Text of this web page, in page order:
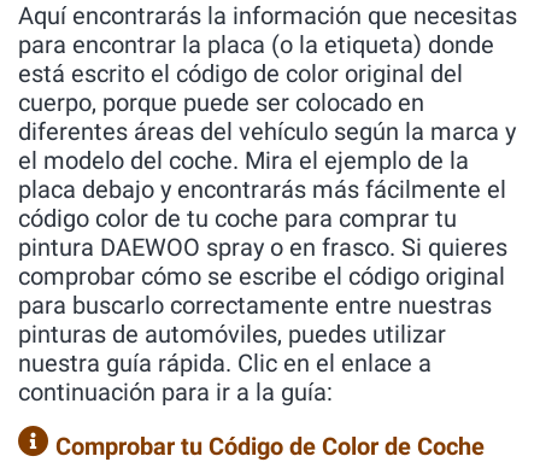
Aquí encontrarás la información que necesitas
para encontrar la placa (o la etiqueta) donde
está escrito el código de color original del
cuerpo, porque puede ser colocado en
diferentes áreas del vehículo según la marca y
el modelo del coche. Mira el ejemplo de la
placa debajo y encontrarás más fácilmente el
código color de tu coche para comprar tu
pintura DAEWOO spray o en frasco. Si quieres
comprobar cómo se escribe el código original
para buscarlo correctamente entre nuestras
pinturas de automóviles, puedes utilizar
nuestra guía rápida. Clic en el enlace a
continuación para ir a la guía:
Comprobar tu Código de Color de Coche